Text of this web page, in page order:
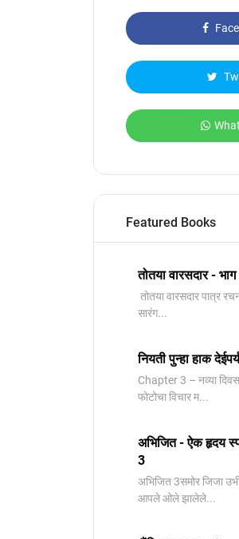
Featured Books
तोतया वारसदार -
तोतया वारसदार
सारंग...
नियती पुन्हा हाक
Chapter 3 – नव्या
फोटोचा विचार म...
अभिजित - ऐक हृदय
3
️अभिजित ️3समोर जिजा
आपले ओले झालेले...